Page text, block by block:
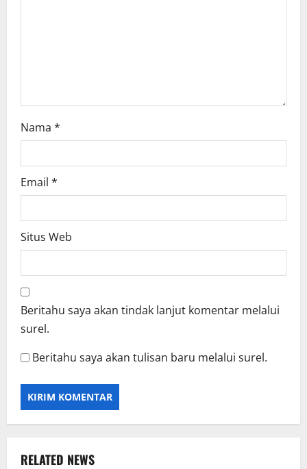
Nama *
Email *
Situs Web
Beritahu saya akan tindak lanjut komentar melalui
surel.
Beritahu saya akan tulisan baru melalui surel.
RELATED NEWS